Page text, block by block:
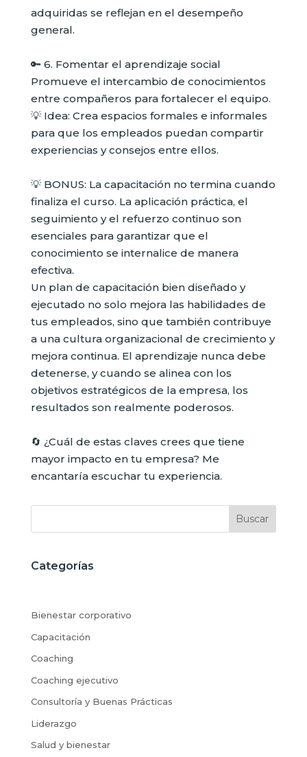
adquiridas se reflejan en el desempeño
general.
🔑 6. Fomentar el aprendizaje social
Promueve el intercambio de conocimientos
entre compañeros para fortalecer el equipo.
💡 Idea: Crea espacios formales e informales
para que los empleados puedan compartir
experiencias y consejos entre ellos.
💡 BONUS: La capacitación no termina cuando
finaliza el curso. La aplicación práctica, el
seguimiento y el refuerzo continuo son
esenciales para garantizar que el
conocimiento se internalice de manera
efectiva.
Un plan de capacitación bien diseñado y
ejecutado no solo mejora las habilidades de
tus empleados, sino que también contribuye
a una cultura organizacional de crecimiento y
mejora continua. El aprendizaje nunca debe
detenerse, y cuando se alinea con los
objetivos estratégicos de la empresa, los
resultados son realmente poderosos.
🔄 ¿Cuál de estas claves crees que tiene
mayor impacto en tu empresa? Me
encantaría escuchar tu experiencia.
Buscar
Categorías
Bienestar corporativo
Capacitación
Coaching
Coaching ejecutivo
Consultoría y Buenas Prácticas
Liderazgo
Salud y bienestar